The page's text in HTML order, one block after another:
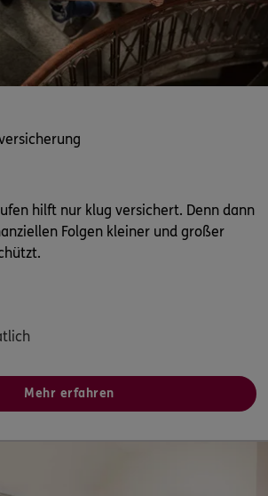
hilft nur klug versichert. Denn dann
Folgen kleiner und großer